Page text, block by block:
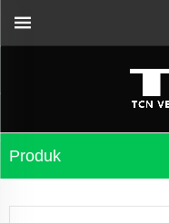
Produk
Anda membeli